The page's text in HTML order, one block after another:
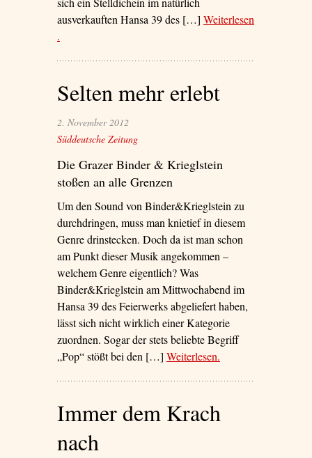
ausverkauften Hansa 39 des […] Weiterlesen
– ‘In der Badewanne’
.
Selten mehr erlebt
2. November 2012
Süddeutsche Zeitung
Die Grazer Binder & Krieglstein
stoßen an alle Grenzen
Um den Sound von Binder&Krieglstein zu
durchdringen, muss man knietief in diesem
Genre drinstecken. Doch da ist man schon
am Punkt dieser Musik angekommen –
welchem Genre eigentlich? Was
Binder&Krieglstein am Mittwochabend im
Hansa 39 des Feierwerks abgeliefert haben,
lässt sich nicht wirklich einer Kategorie
zuordnen. Sogar der stets beliebte Begriff
„Pop“ stößt bei den […] Weiterlesen– ‘Selten mehr erlebt’
.
Immer dem Krach
nach